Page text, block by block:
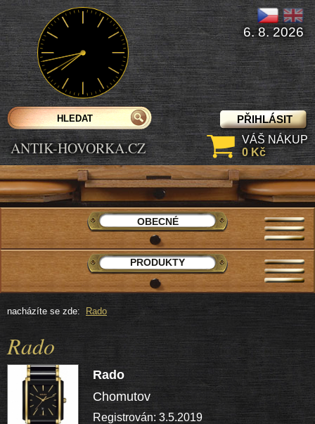
nacházíte se zde: Rado
Rado
Rado
Chomutov
Registrován: 3.5.2019
ANTIK-HOVORKA.CZ
PŘIHLÁSIT
6. 8. 2026
VÁŠ NÁKUP
0 Kč
OBECNÉ
PRODUKTY